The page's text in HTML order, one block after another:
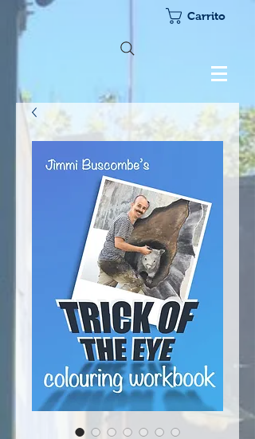
Carrito